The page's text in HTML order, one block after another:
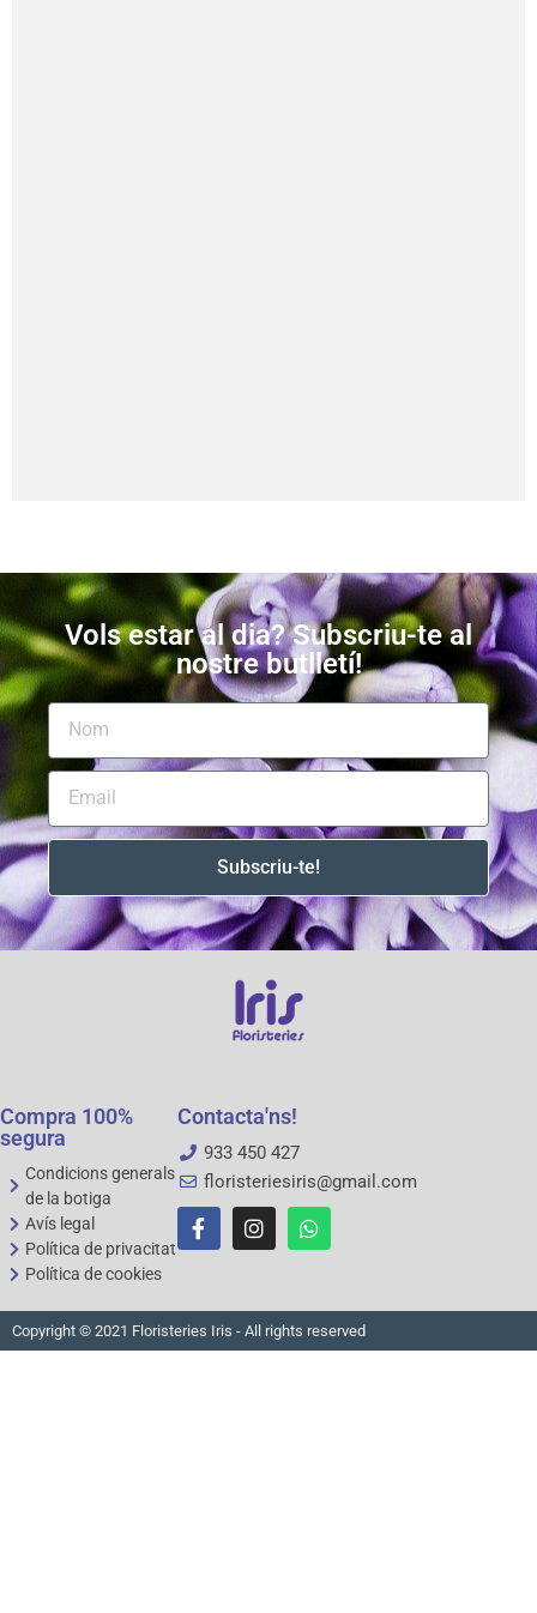
Vols estar al dia? Subscriu-te al
nostre butlletí!
Subscriu-te!
Compra 100%
segura
Condicions generals
de la botiga
Avís legal
Política de privacitat
Política de cookies
Contacta'ns!
933 450 427
floristeriesiris@gmail.com
Copyright © 2021 Floristeries Iris - All rights reserved